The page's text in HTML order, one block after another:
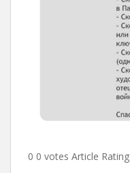
0 0 votes Article Rating